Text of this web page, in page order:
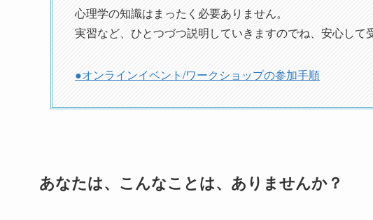
心理学の知識はまったく必要ありません。
実習など、ひとつづつ説明していきますのでね、安心して
●オンラインイベント/ワークショップの参加手順
あなたは、こんなことは、ありませんか？